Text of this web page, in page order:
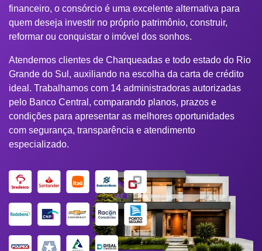
financeiro, o consórcio é uma excelente alternativa para
quem deseja investir no próprio patrimônio, construir,
reformar ou conquistar o imóvel dos sonhos.
Atendemos clientes de Charqueadas e todo estado do Rio
Grande do Sul, auxiliando na escolha da carta de crédito
ideal. Trabalhamos com 14 administradoras autorizadas
pelo Banco Central, comparando planos, prazos e
condições para apresentar as melhores oportunidades
com segurança, transparência e atendimento
especializado.